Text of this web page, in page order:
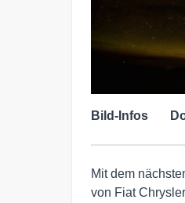
Bild-Infos
Mit dem
von Fiat